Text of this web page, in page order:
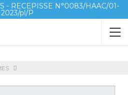
- RECEPISSE N°0083/HAAC/01-
2023/pl/P